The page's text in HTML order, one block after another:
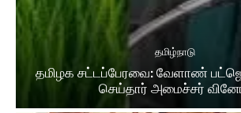
தமிழ்நாடு
தமிழக சட்​டப்​பேர​வை: வேளாண்
செய்தார் அமைச்சர்